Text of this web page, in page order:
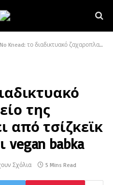
No Knead: το διαδικτυακό ζαχαροπλαστείο της Δήμητρας έχει από τσίζκεϊκ κάσιους μέχρι vegan babka
της
από τσίζκεϊκ
vegan babka
Σχόλια 5 Mins Read